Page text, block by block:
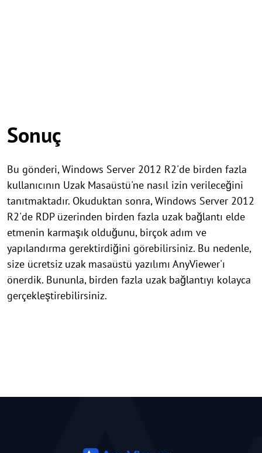
Sonuç
Bu gönderi, Windows Server 2012 R2'de birden fazla
kullanıcının Uzak Masaüstü'ne nasıl izin verileceğini
tanıtmaktadır. Okuduktan sonra, Windows Server 2012
R2'de RDP üzerinden birden fazla uzak bağlantı elde
etmenin karmaşık olduğunu, birçok adım ve
yapılandırma gerektirdiğini görebilirsiniz. Bu nedenle,
size ücretsiz uzak masaüstü yazılımı AnyViewer'ı
önerdik. Bununla, birden fazla uzak bağlantıyı kolayca
gerçekleştirebilirsiniz.